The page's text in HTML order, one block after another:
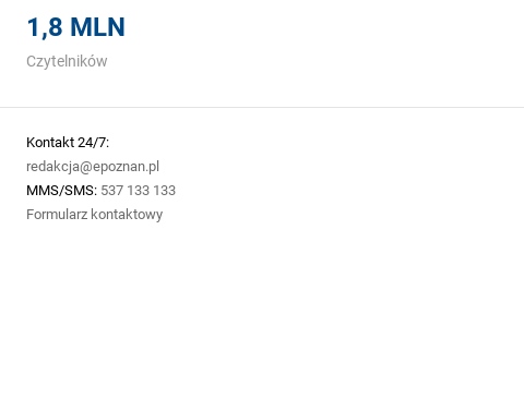
1,8 MLN
Czytelników
Kontakt 24/7:
redakcja@epoznan.pl
MMS/SMS: 537 133 133
Formularz kontaktowy